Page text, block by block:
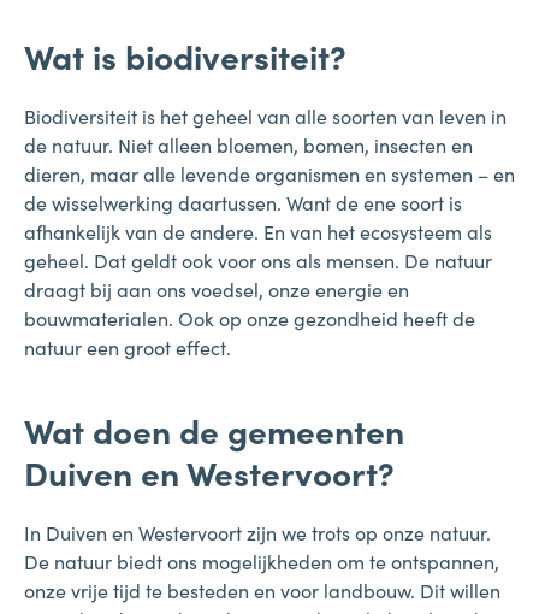
Wat is biodiversiteit?
Biodiversiteit is het geheel van alle soorten van leven in
de natuur. Niet alleen bloemen, bomen, insecten en
dieren, maar alle levende organismen en systemen – en
de wisselwerking daartussen. Want de ene soort is
afhankelijk van de andere. En van het ecosysteem als
geheel. Dat geldt ook voor ons als mensen. De natuur
draagt bij aan ons voedsel, onze energie en
bouwmaterialen. Ook op onze gezondheid heeft de
natuur een groot effect.
Wat doen de gemeenten
Duiven en Westervoort?
In Duiven en Westervoort zijn we trots op onze natuur.
De natuur biedt ons mogelijkheden om te ontspannen,
onze vrije tijd te besteden en voor landbouw. Dit willen